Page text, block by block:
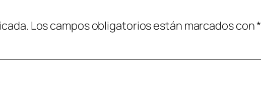
Los campos obligatorios están marcados con*